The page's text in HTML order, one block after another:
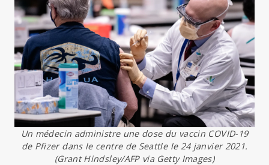
Un médecin administre une dose du vaccin COVID-19
de Pfizer dans le centre de Seattle le 24 janvier 2021.
(Grant Hindsley/AFP via Getty Images)